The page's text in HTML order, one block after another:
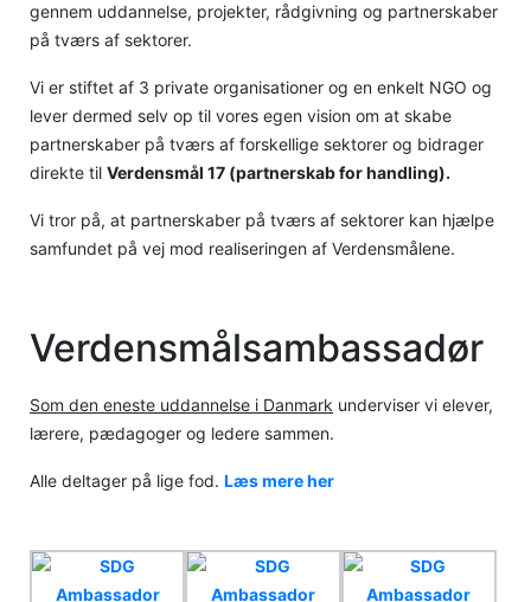
gennem uddannelse, projekter, rådgivning og partnerskaber
på tværs af sektorer.
Vi er stiftet af 3 private organisationer og en enkelt NGO og
lever dermed selv op til vores egen vision om at skabe
partnerskaber på tværs af forskellige sektorer og bidrager
direkte til Verdensmål 17 (partnerskab for handling).
Vi tror på, at partnerskaber på tværs af sektorer kan hjælpe
samfundet på vej mod realiseringen af Verdensmålene.
Verdensmålsambassadør
Som den eneste uddannelse i Danmark underviser vi elever,
lærere, pædagoger og ledere sammen.
Alle deltager på lige fod. Læs mere her